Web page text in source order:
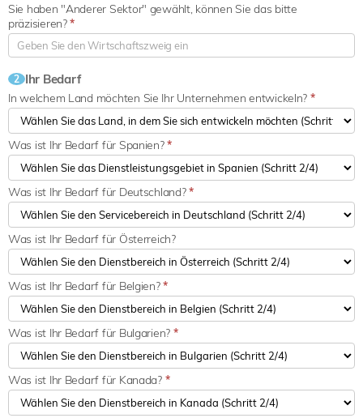
Sie haben "Anderer Sektor" gewählt, können Sie das bitte
präzisieren?*
2 Ihr Bedarf
In welchem Land möchten Sie Ihr Unternehmen entwickeln? *
Was ist Ihr Bedarf für Spanien?*
Was ist Ihr Bedarf für Deutschland?*
Was ist Ihr Bedarf für Österreich?
Was ist Ihr Bedarf für Belgien?*
Was ist Ihr Bedarf für Bulgarien? *
Was ist Ihr Bedarf für Kanada? *